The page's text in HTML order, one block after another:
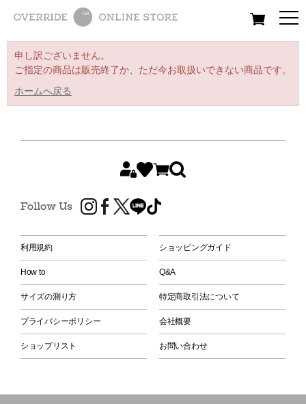
All Women Men
申し訳ございません。
ご指定の商品は販売終了か、ただ今お取扱いできない商品です。
ホームへ戻る
Follow Us
利用規約 ショッピングガイド
How to Q&A
サイズの測り方 特定商取引法について
プライバシーポリシー 会社概要
ショップリスト お問い合わせ